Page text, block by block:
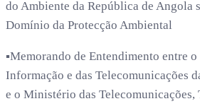
do Ambiente da República de Angola
Domínio da Protecção Ambiental
▪️Memorando de Entendimento entre
Informação e das Telecomunicações
e o Ministério das Telecomunicações,